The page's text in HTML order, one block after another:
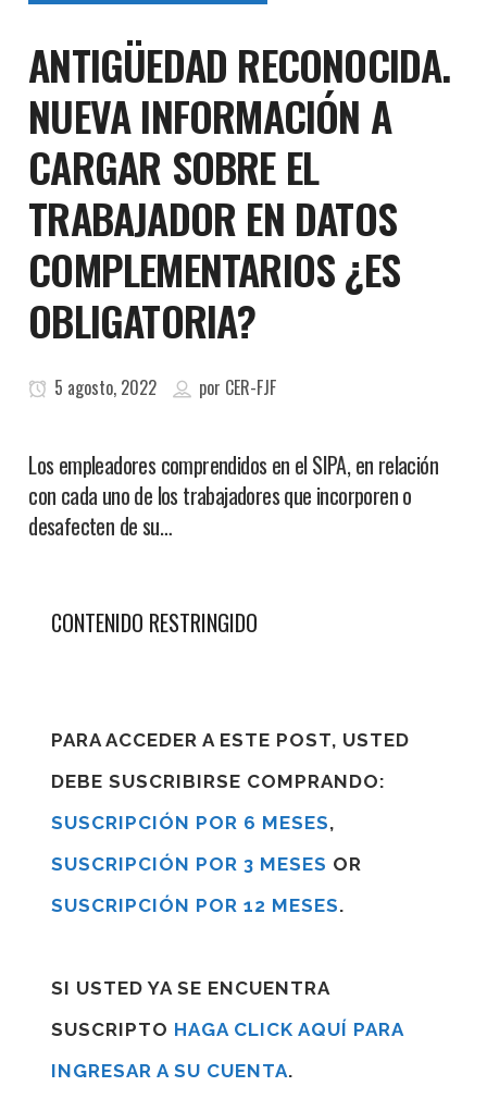
ANTIGÜEDAD RECONOCIDA.
NUEVA INFORMACIÓN A
CARGAR SOBRE EL
TRABAJADOR EN DATOS
COMPLEMENTARIOS ¿ES
OBLIGATORIA?
5 agosto, 2022 por CER-FJF
Los empleadores comprendidos en el SIPA, en relación
con cada uno de los trabajadores que incorporen o
desafecten de su…
CONTENIDO RESTRINGIDO
PARA ACCEDER A ESTE POST, USTED
DEBE SUSCRIBIRSE COMPRANDO:
SUSCRIPCIÓN POR 6 MESES,
SUSCRIPCIÓN POR 3 MESES OR
SUSCRIPCIÓN POR 12 MESES.
SI USTED YA SE ENCUENTRA
SUSCRIPTO HAGA CLICK AQUÍ PARA
INGRESAR A SU CUENTA.